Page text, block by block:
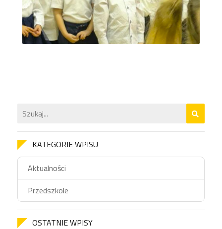
KATEGORIE WPISU
Aktualności
Przedszkole
OSTATNIE WPISY